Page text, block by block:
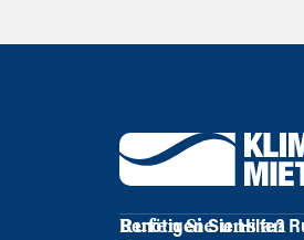
Rufen Sie uns an
Benötigen Sie Hilfe?